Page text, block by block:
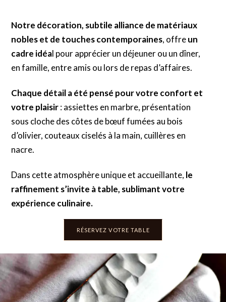
Notre décoration, subtile alliance de matériaux
nobles et de touches contemporaines, offreun
cadre idéal pour apprécier un déjeuner ou un dîner,
en famille, entre amis ou lors de repas d’affaires.
Chaque détail a été pensé pour votre confort et
votre plaisir: assiettes en marbre, présentation
sous cloche des côtes de bœuf fumées au bois
d’olivier, couteaux ciselés à la main, cuillères en
nacre.
Dans cette atmosphère unique et accueillante, le
raffinement s’invite à table, sublimant votre
expérience culinaire.
RÉSERVEZ VOTRE TABLE